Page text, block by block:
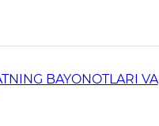
BAYONOTLARI VA